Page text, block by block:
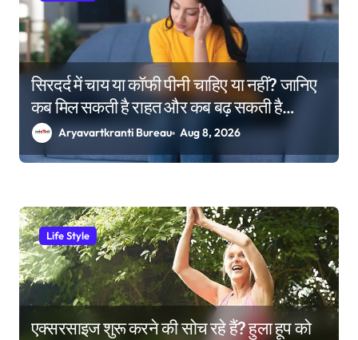
सिरदर्द में चाय या कॉफी पीनी चाहिए या नहीं? जानिए
कब मिल सकती है राहत और कब बढ़ सकती है
परेशानीAryavartkranti Bureau Aug 8, 2026
Life Style
एक्सरसाइज शुरू करने की सोच रहे हैं? हुला हूप को